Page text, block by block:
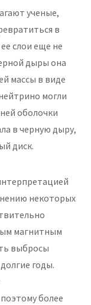
ученые,
в
слои еще не
дыры она
массы в виде
могли
оболочки
в черную дыру,
диск.
некоторых
магнитным
выбросы
годы.
более